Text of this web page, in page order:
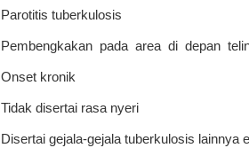
Parotitis tuberkulosis
Pembengkakan pada area di depan
Onset kronik
Tidak disertai rasa nyeri
Disertai gejala-gejala tuberkulosis